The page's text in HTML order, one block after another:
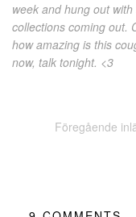
week and hung out
collections coming out.
how amazing is this
now, talk tonight. <3
Föregående